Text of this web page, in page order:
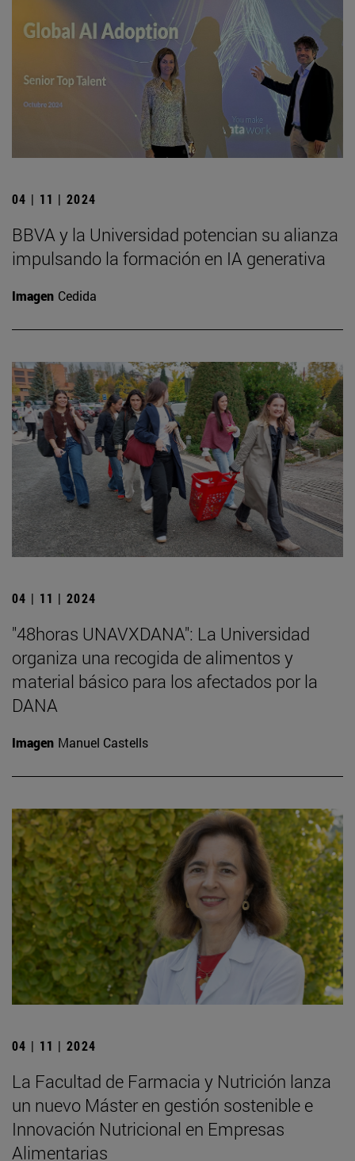
04 | 11 | 2024
BBVA y la Universidad potencian su alianza
impulsando la formación en IA generativa
Imagen Cedida
04 | 11 | 2024
"48horas UNAVXDANA": La Universidad
organiza una recogida de alimentos y
material básico para los afectados por la
DANA
Imagen Manuel Castells
04 | 11 | 2024
La Facultad de Farmacia y Nutrición lanza
un nuevo Máster en gestión sostenible e
Innovación Nutricional en Empresas
Alimentarias